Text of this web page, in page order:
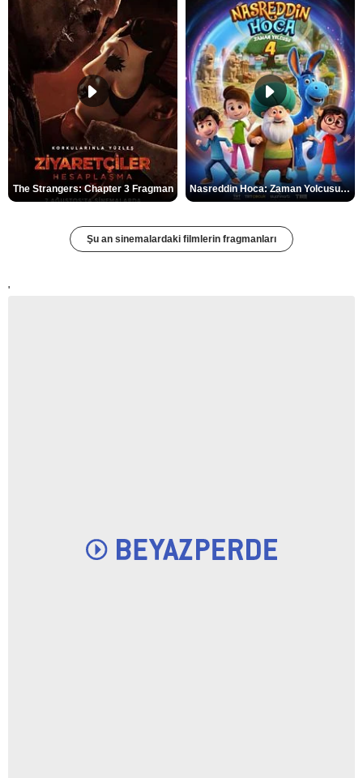
The Strangers: Chapter 3 Fragman Nasreddin Hoca: Zaman Yolcusu 4 Fragman
Şu an sinemalardaki filmlerin fragmanları
'